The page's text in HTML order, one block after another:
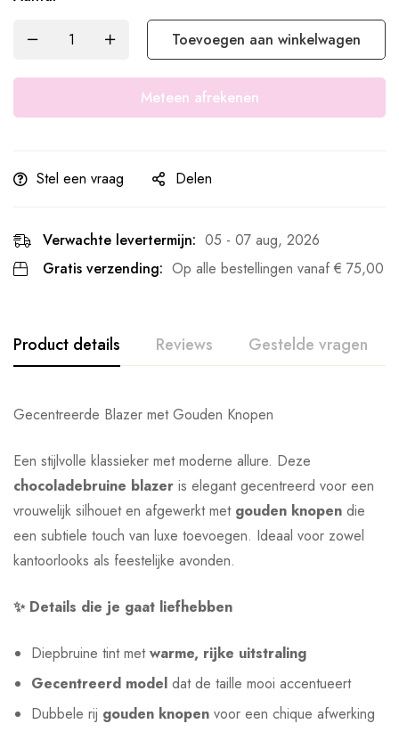
Toevoegen aan winkelwagen
Meteen afrekenen
Stel een vraag Delen
Verwachte levertermijn: 05 - 07 aug, 2026
Gratis verzending: Op alle bestellingen vanaf € 75,00
Product details Reviews Gestelde vragen
Gecentreerde Blazer met Gouden Knopen
Een stijlvolle klassieker met moderne allure. Deze
chocoladebruine blazer is elegant gecentreerd voor een
vrouwelijk silhouet en afgewerkt met gouden knopen die
een subtiele touch van luxe toevoegen. Ideaal voor zowel
kantoorlooks als feestelijke avonden.
✨ Details die je gaat liefhebben
Diepbruine tint metwarme, rijke uitstraling
Gecentreerd model dat de taille mooi accentueert
Dubbele rij gouden knopen voor een chique afwerking